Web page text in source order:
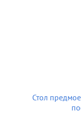
Стол